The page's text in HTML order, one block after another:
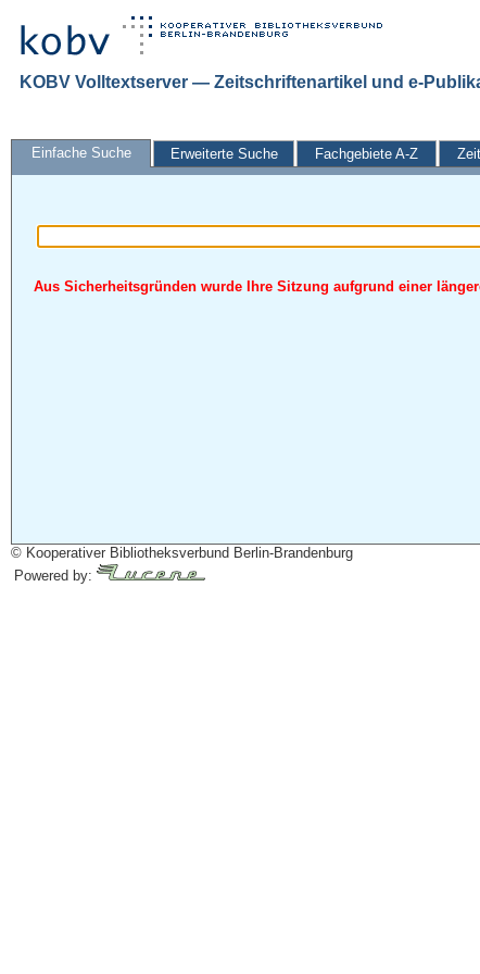
KOBV Volltextserver — Zeitschriftenartikel und e-
Einfache Suche Erweiterte Suche Fachgebiete A-Z
Aus Sicherheitsgründen wurde Ihre Sitzung aufgrund einer
© Kooperativer Bibliotheksverbund Berlin-Brandenburg
Powered by: